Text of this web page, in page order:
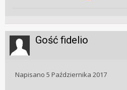
Gość fidelio
Napisano 5 Października 2017